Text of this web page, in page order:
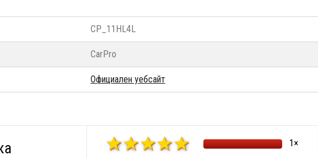
CP_11HL4L
CarPro
Официален уебсайт
1×